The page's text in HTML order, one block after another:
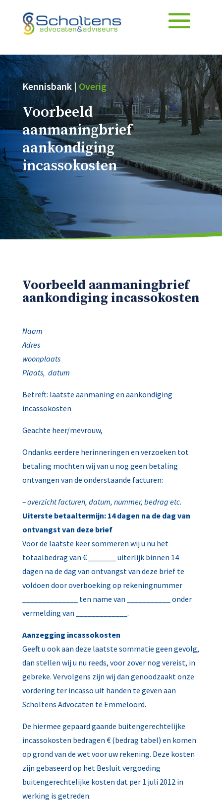
Kennisbank | Overig
Voorbeeld
aanmaningbrief
aankondiging
incassokosten
Voorbeeld aanmaningbrief
aankondiging incassokosten
Naam
Adres
woonplaats
Plaats, datum
Betreft: laatste aanmaning en aankondiging
incassokosten
Geachte heer/mevrouw,
Ondanks eerdere herinneringen en verzoeken tot
betaling mochten wij van u nog geen betaling
ontvangen van de onderstaande facturen:
– overzicht facturen, datum, nummer, bedrag etc.
Uiterste betaaltermijn: 14 dagen na de dag van
ontvangst van deze brief
Voor de laatste keer sommeren wij u nu het
totaalbedrag van € _______ uiterlijk binnen 14
dagen na de dag van ontvangst van deze brief te
voldoen door overboeking op rekeningnummer
______________ ten name van ___________ onder
vermelding van _____________.
Aanzegging incassokosten
Geeft u ook aan deze laatste sommatie geen gevolg,
dan stellen wij u nu reeds, voor zover nog vereist, in
gebreke. Vervolgens zijn wij dan genoodzaakt onze
vordering ter incasso uit handen te geven aan
Scholtens Advocaten te Emmeloord.
De hiermee gepaard gaande buitengerechtelijke
incassokosten bedragen € (bedrag tabel) en komen
op grond van de wet voor uw rekening. Deze kosten
zijn gebaseerd op het Besluit vergoeding
buitengerechtelijke kosten dat per 1 juli 2012 in
werking is getreden.